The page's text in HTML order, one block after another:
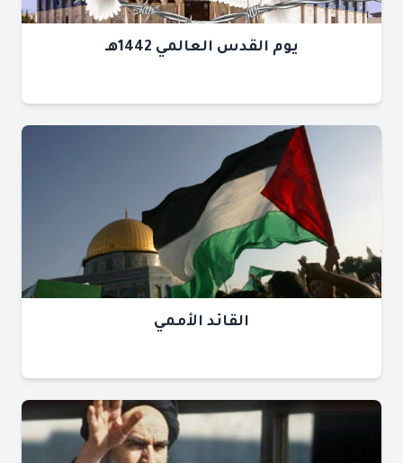
يوم القدس العالمي 1442هـ
القائد الأممي